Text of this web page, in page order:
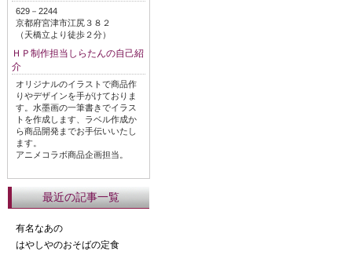
629－2244
京都府宮津市江尻３８２
（天橋立より徒歩２分）
ＨＰ制作担当しらたんの自己紹
介
オリジナルのイラストで商品作
りやデザインを手がけておりま
す。水墨画の一筆書きでイラス
トを作成します、ラベル作成か
ら商品開発までお手伝いいたし
ます。
アニメコラボ商品企画担当。
最近の記事一覧
有名なあの
はやしやのおそばの定食